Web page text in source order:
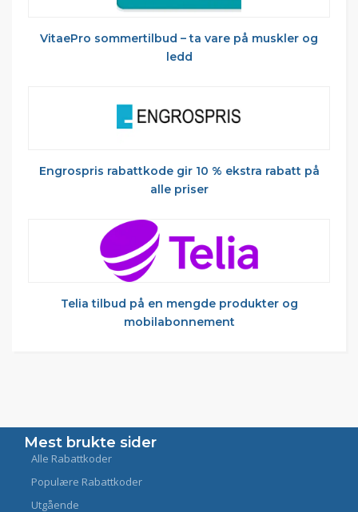
VitaePro sommertilbud – ta vare på muskler og
ledd
Engrospris rabattkode gir 10 % ekstra rabatt på
alle priser
Telia tilbud på en mengde produkter og
mobilabonnement
Mest brukte sider
Alle Rabattkoder
Populære Rabattkoder
Utgående